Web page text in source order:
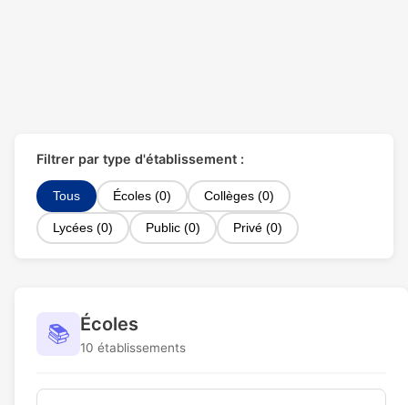
Filtrer par type d'établissement :
Tous Écoles (0) Collèges (0)
Lycées (0) Public (0) Privé (0)
📚 Écoles
10 établissements